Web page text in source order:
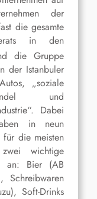
der
die gesamte
in den
die Gruppe
der Istanbuler
„soziale
und
Dabei
in neun
für die meisten
wichtige
an: Bier (AB
Schreibwaren
Soft-Drinks